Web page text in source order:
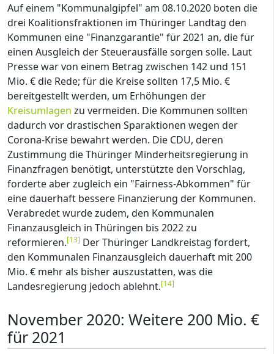
Auf einem "Kommunalgipfel" am 08.10.2020 boten die
drei Koalitionsfraktionen im Thüringer Landtag den
Kommunen eine "Finanzgarantie" für 2021 an, die für
einen Ausgleich der Steuerausfälle sorgen solle. Laut
Presse war von einem Betrag zwischen 142 und 151
Mio. € die Rede; für die Kreise sollten 17,5 Mio. €
bereitgestellt werden, um Erhöhungen der
Kreisumlagen zu vermeiden. Die Kommunen sollten
dadurch vor drastischen Sparaktionen wegen der
Corona-Krise bewahrt werden. Die CDU, deren
Zustimmung die Thüringer Minderheitsregierung in
Finanzfragen benötigt, unterstützte den Vorschlag,
forderte aber zugleich ein "Fairness-Abkommen" für
eine dauerhaft bessere Finanzierung der Kommunen.
Verabredet wurde zudem, den Kommunalen
Finanzausgleich in Thüringen bis 2022 zu
reformieren.[13] Der Thüringer Landkreistag fordert,
den Kommunalen Finanzausgleich dauerhaft mit 200
Mio. € mehr als bisher auszustatten, was die
Landesregierung jedoch ablehnt.[14]
November 2020: Weitere 200 Mio. €
für 2021